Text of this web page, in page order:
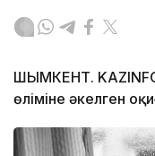
ШЫМКЕНТ.
өліміне әкелген